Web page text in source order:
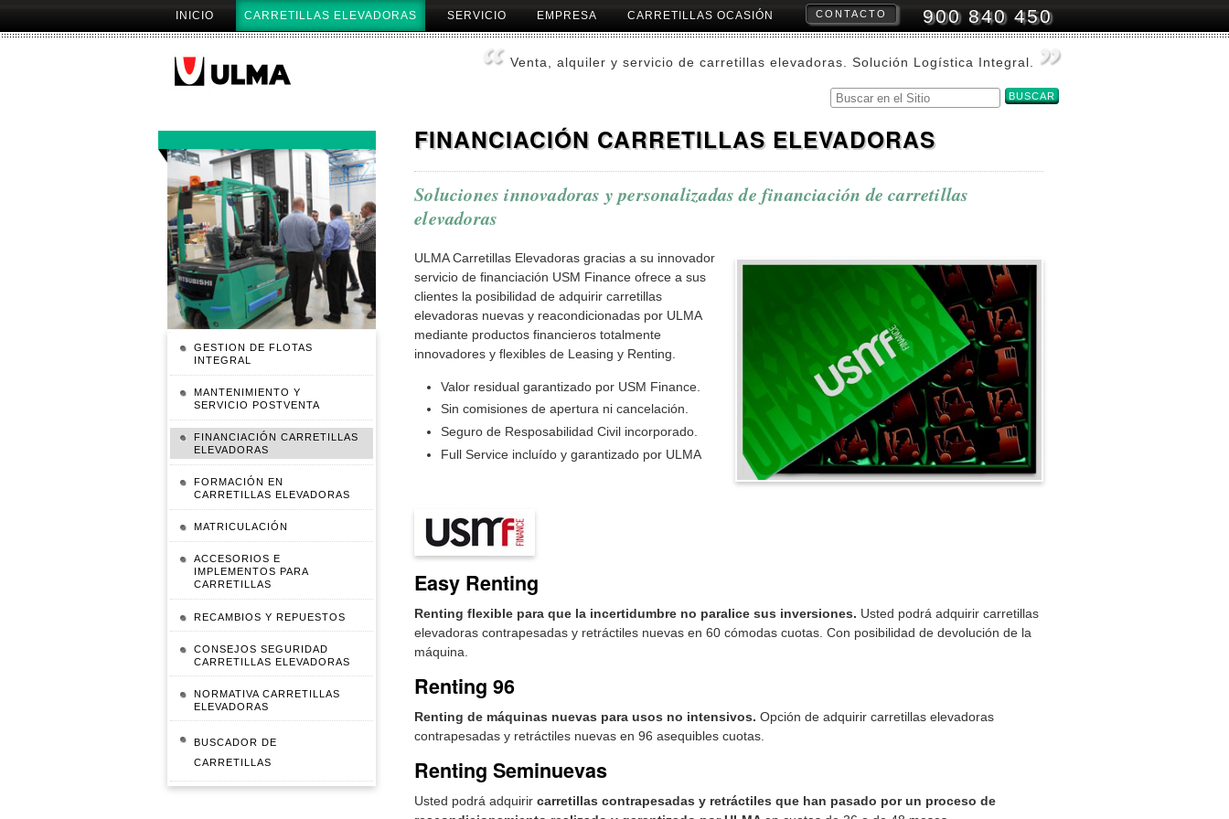
contenido.
Saltar
Herramientas
Personales
INICIO CARRETILLAS ELEVADORAS SERVICIO EMPRESA CARRETILLAS OCASIÓN
Buscar
CONTACTO 900 840 450
Venta, alquiler y servicio de carretillas elevadoras. Solución Logística Integral.
FINANCIACIÓN CARRETILLAS ELEVADORAS
Soluciones innovadoras y personalizadas de financiación de carretillas
elevadoras
ULMA Carretillas Elevadoras gracias a su innovador
servicio de financiación USM Finance ofrece a sus
clientes la posibilidad de adquirir carretillas
elevadoras nuevas y reacondicionadas por ULMA
mediante productos financieros totalmente
innovadores y flexibles de Leasing y Renting.
Valor residual garantizado por USM Finance.
Sin comisiones de apertura ni cancelación.
Seguro de Resposabilidad Civil incorporado.
Full Service incluído y garantizado por ULMA
Easy Renting
Renting flexible para que la incertidumbre no paralice sus inversiones. Usted podrá adquirir carretillas
elevadoras contrapesadas y retráctiles nuevas en 60 cómodas cuotas. Con posibilidad de devolución de la
máquina.
Renting 96
Renting de máquinas nuevas para usos no intensivos.Opción de adquirir carretillas elevadoras
contrapesadas y retráctiles nuevas en 96 asequibles cuotas.
Renting Seminuevas
Usted podrá adquirircarretillas contrapesadas y retráctiles que han pasado por un proceso de
GESTION DE FLOTAS
INTEGRAL
MANTENIMIENTO Y
SERVICIO POSTVENTA
FINANCIACIÓN CARRETILLAS
ELEVADORAS
FORMACIÓN EN
CARRETILLAS ELEVADORAS
MATRICULACIÓN
ACCESORIOS E
IMPLEMENTOS PARA
CARRETILLAS
RECAMBIOS Y REPUESTOS
CONSEJOS SEGURIDAD
CARRETILLAS ELEVADORAS
NORMATIVA CARRETILLAS
ELEVADORAS
BUSCADOR DE
CARRETILLAS